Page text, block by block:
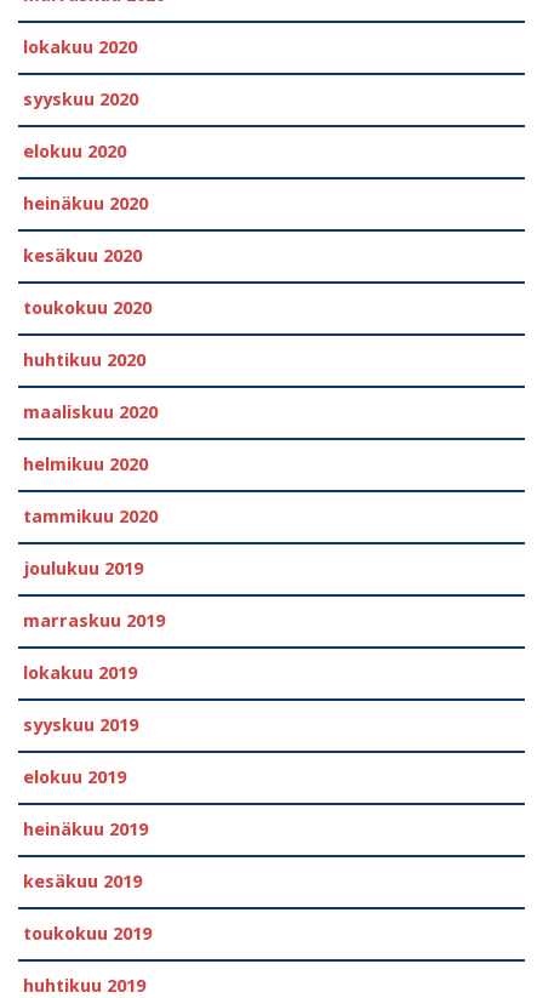
lokakuu 2020
syyskuu 2020
elokuu 2020
heinäkuu 2020
kesäkuu 2020
toukokuu 2020
huhtikuu 2020
maaliskuu 2020
helmikuu 2020
tammikuu 2020
joulukuu 2019
marraskuu 2019
lokakuu 2019
syyskuu 2019
elokuu 2019
heinäkuu 2019
kesäkuu 2019
toukokuu 2019
huhtikuu 2019